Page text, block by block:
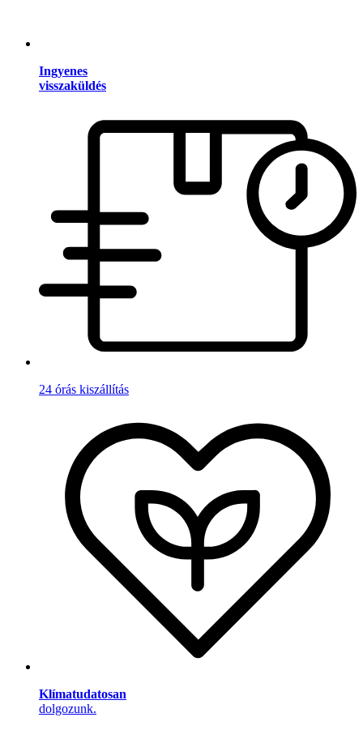
Ingyenes
visszaküldés
24 órás kiszállítás
Klímatudatosan
dolgozunk.